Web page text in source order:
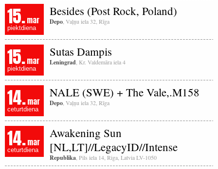
15.mar
piektdiena
Besides (Post Rock, Poland)
Depo , Vaļņu iela 32, Rīga
15.mar
piektdiena
Sutas Dampis
Leningrad , Kr. Valdemāra iela 4
14.mar
ceturtdiena
NALE (SWE) + The Vale,.M158
Depo , Vaļņu iela 32, Rīga
14.mar
ceturtdiena
Awakening Sun
[NL,LT]//LegacyID//Intense
Republika , Pils iela 14, Riga, Latvia LV-1050